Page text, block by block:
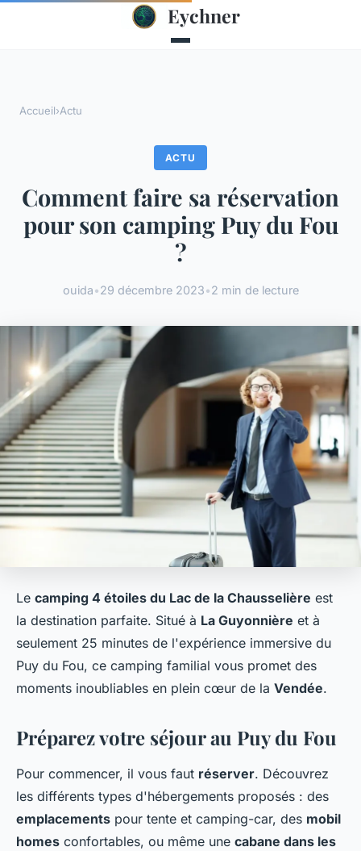
Eychner
Accueil›Actu
ACTU
Comment faire sa réservation
pour son camping Puy du Fou
?
ouida•29 décembre 2023•2 min de lecture
Le camping 4 étoiles du Lac de la Chausselière est
la destination parfaite. Situé à La Guyonnière et à
seulement 25 minutes de l'expérience immersive du
Puy du Fou, ce camping familial vous promet des
moments inoubliables en plein cœur de la Vendée.
Préparez votre séjour au Puy du Fou
Pour commencer, il vous faut réserver. Découvrez
les différents types d'hébergements proposés : des
emplacements pour tente et camping-car, des mobil
homes confortables, ou même une cabane dans les